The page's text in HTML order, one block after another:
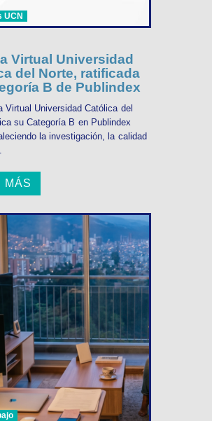
UCN
Virtual Universidad
del Norte, ratificada
B de Publindex
Virtual Universidad Católica del
su Categoría B en Publindex
la investigación, la calidad
MÁS